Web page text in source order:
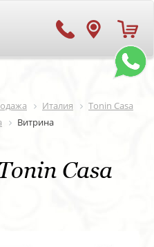
Италия
Tonin Casa
Витрина
Casa